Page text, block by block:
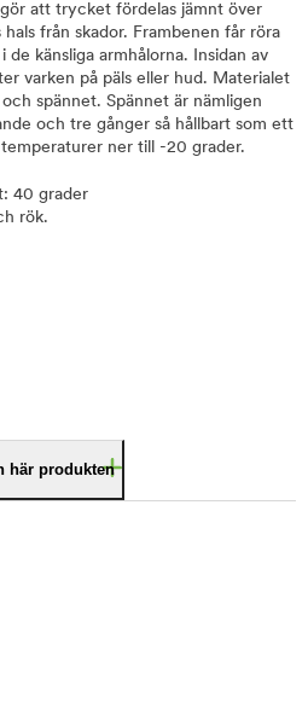
att trycket fördelas jämnt över
från skador. Frambenen får röra
känsliga armhålorna. Insidan av
varken på päls eller hud. Materialet
spännet. Spännet är nämligen
och tre gånger så hållbart som ett
ner till -20 grader.
40 grader
rök.
här produkten